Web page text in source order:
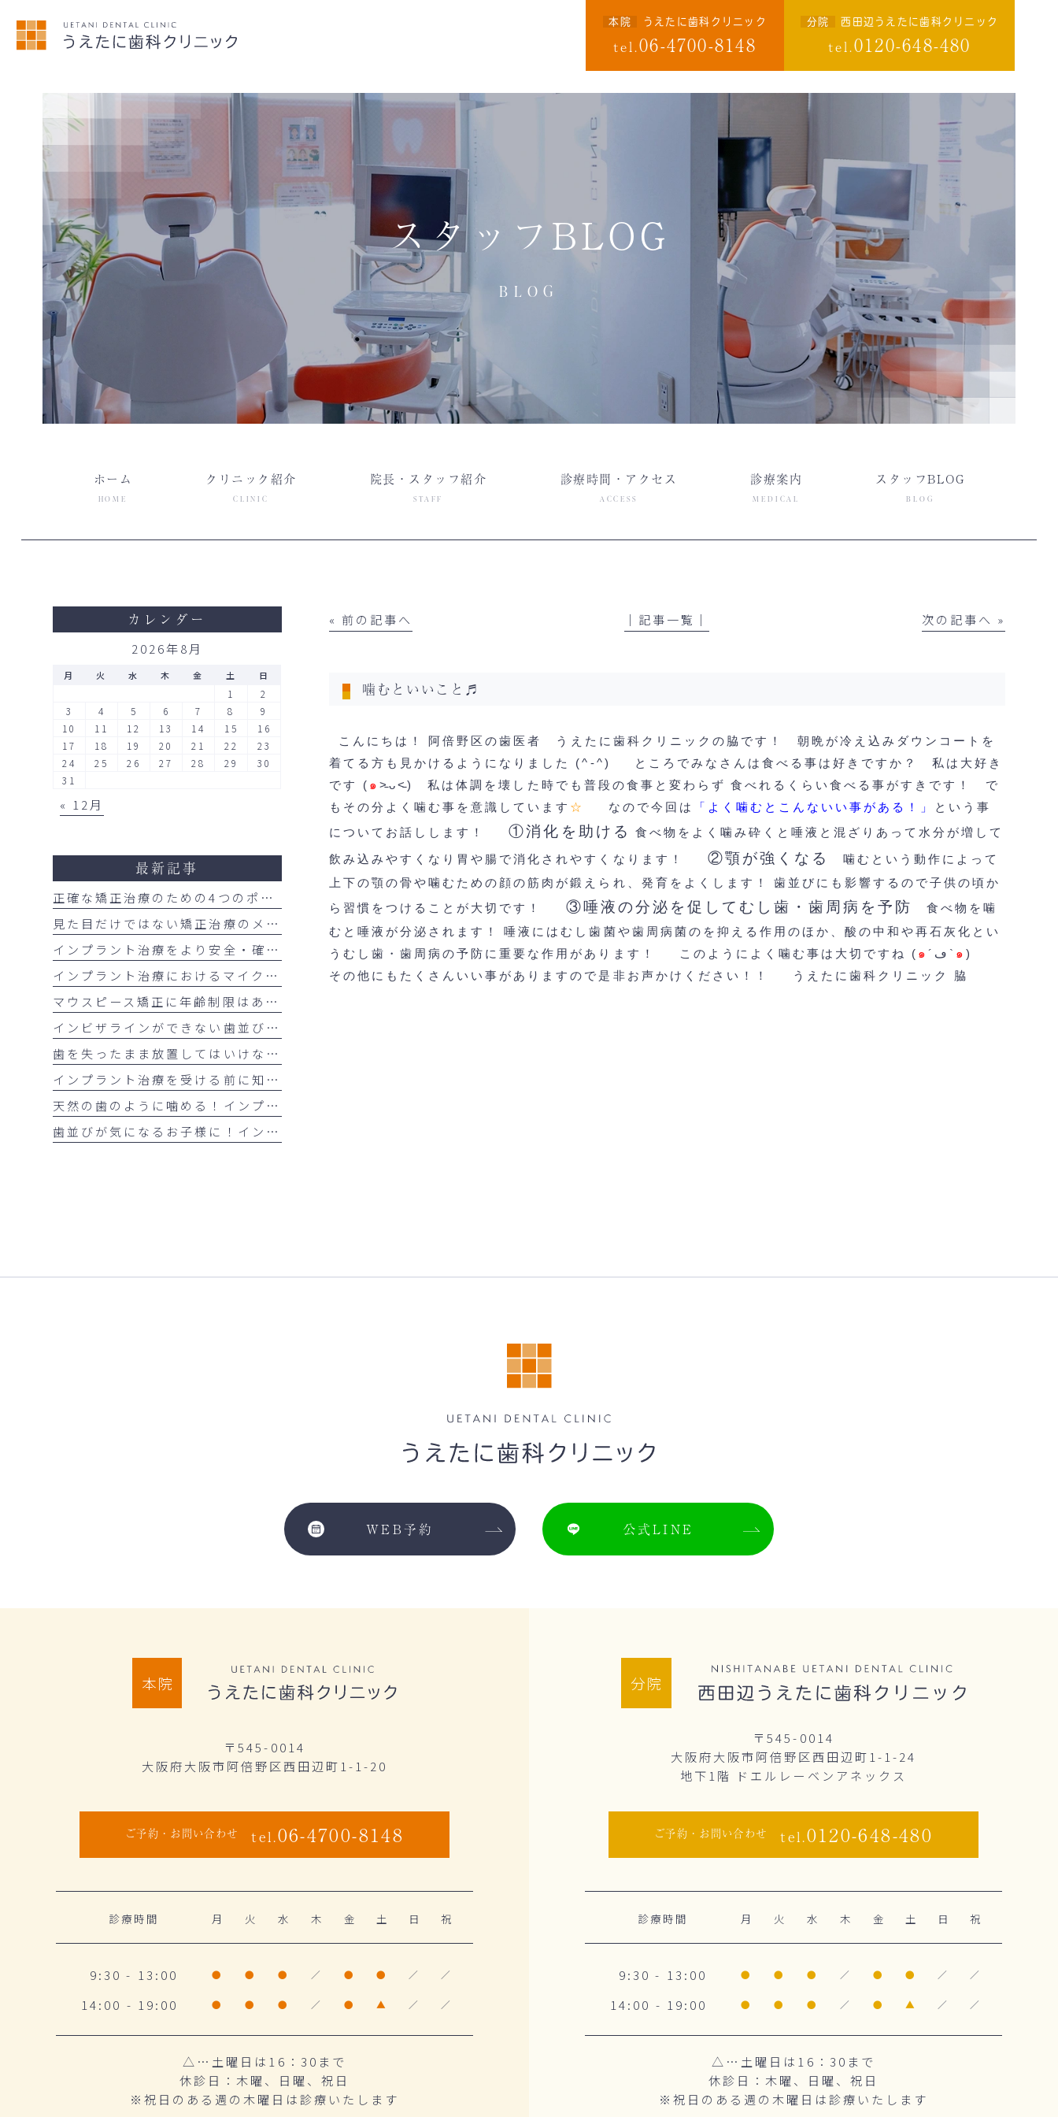
本院 うえたに歯科クリニック
tel.06-4700-8148
分院 西田辺うえたに歯科クリニック
tel.0120-648-480
スタッフBLOG
BLOG
ホーム
HOME
クリニック紹介
CLINIC
院長・スタッフ紹介
STAFF
診療時間・アクセス
ACCESS
診療案内
MEDICAL
スタッフBLOG
BLOG
« 前の記事へ │記事一覧│ 次の記事へ »
噛むといいこと♬
こんにちは！ 阿倍野区の歯医者 うえたに歯科クリニックの脇です！
朝晩が冷え込みダウンコートを
着てる方も見かけるようになりました (^-^)
ところでみなさんは食べる事は好きですか？
私は大好き
です ( ๑˃̵ᴗ˂̵) 私は体調を壊した時でも普段の食事と変わらず 食べれるくらい食べる事がすきです！
で
もその分よく噛む事を意識しています ☆ なので今回は 「よく噛むとこんないい事がある！」
という事
についてお話しします！
①消化を助ける
食べ物をよく噛み砕くと唾液と混ざりあって水分が増して
飲み込みやすくなり胃や腸で消化されやすくなります！
②顎が強くなる
噛むという動作によって
上下の顎の骨や噛むための顔の筋肉が鍛えられ、発育をよくします！
歯並びにも影響するので子供の頃か
ら習慣をつけることが大切です！
③唾液の分泌を促してむし歯・歯周病を予防
食べ物を噛
むと唾液が分泌されます！
唾液にはむし歯菌や歯周病菌のを抑える作用のほか、酸の中和や再石灰化とい
うむし歯・歯周病の予防に重要な作用があります！
このようによく噛む事は大切ですね ( ๑ ´ڡ` ๑)
その他にもたくさんいい事がありますので是非お声かけください！！
うえたに歯科クリニック 脇
カレンダー
2026年8月
月 火 水 木 金 土 日
1
2
3
4 5 6 7 8
9
10
11 12 13 14 15
16
17
18 19 20 21 22
23
24
25 26 27 28 29
30
31
« 12月
最新記事
正確な矯正治療のための4つのポイント
見た目だけではない矯正治療のメリット
インプラント治療をより安全・確実にするサージカルガイドの重要性
インプラント治療におけるマイクロスコープの活用について
マウスピース矯正に年齢制限はある？大人の矯正治療が増えている理由も解説
インビザラインができない歯並びはあるの？
歯を失ったまま放置してはいけない理由
インプラント治療を受ける前に知っておきたい注意点
天然の歯のように噛める！インプラント治療の5つのメリット
歯並びが気になるお子様に！インビザライン・ファーストとは？
WEB予約 公式LINE
本院
〒545-0014
大阪府大阪市阿倍野区西田辺町1-1-20
ご予約・お問い合わせ tel.06-4700-8148
診療時間 月 火 水 木 金 土 日 祝
9:30 - 13:00 ● ● ● ／ ● ● ／ ／
14:00 - 19:00 ● ● ● ／ ● ▲ ／ ／
△…土曜日は16：30まで
休診日：木曜、日曜、祝日
※祝日のある週の木曜日は診療いたします
分院
〒545-0014
大阪府大阪市阿倍野区西田辺町1-1-24
地下1階 ドエルレーベンアネックス
ご予約・お問い合わせ tel.0120-648-480
診療時間 月 火 水 木 金 土 日 祝
9:30 - 13:00 ● ● ● ／ ● ● ／ ／
14:00 - 19:00 ● ● ● ／ ● ▲ ／ ／
△…土曜日は16：30まで
休診日：木曜、日曜、祝日
※祝日のある週の木曜日は診療いたします